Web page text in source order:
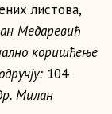
листова,
Медаревић
коришћење
104
Милан